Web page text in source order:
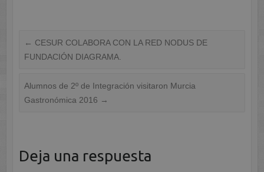
← CESUR COLABORA CON LA RED NODUS DE
FUNDACIÓN DIAGRAMA.
Alumnos de 2º de Integración visitaron Murcia
Gastronómica 2016 →
Deja una respuesta